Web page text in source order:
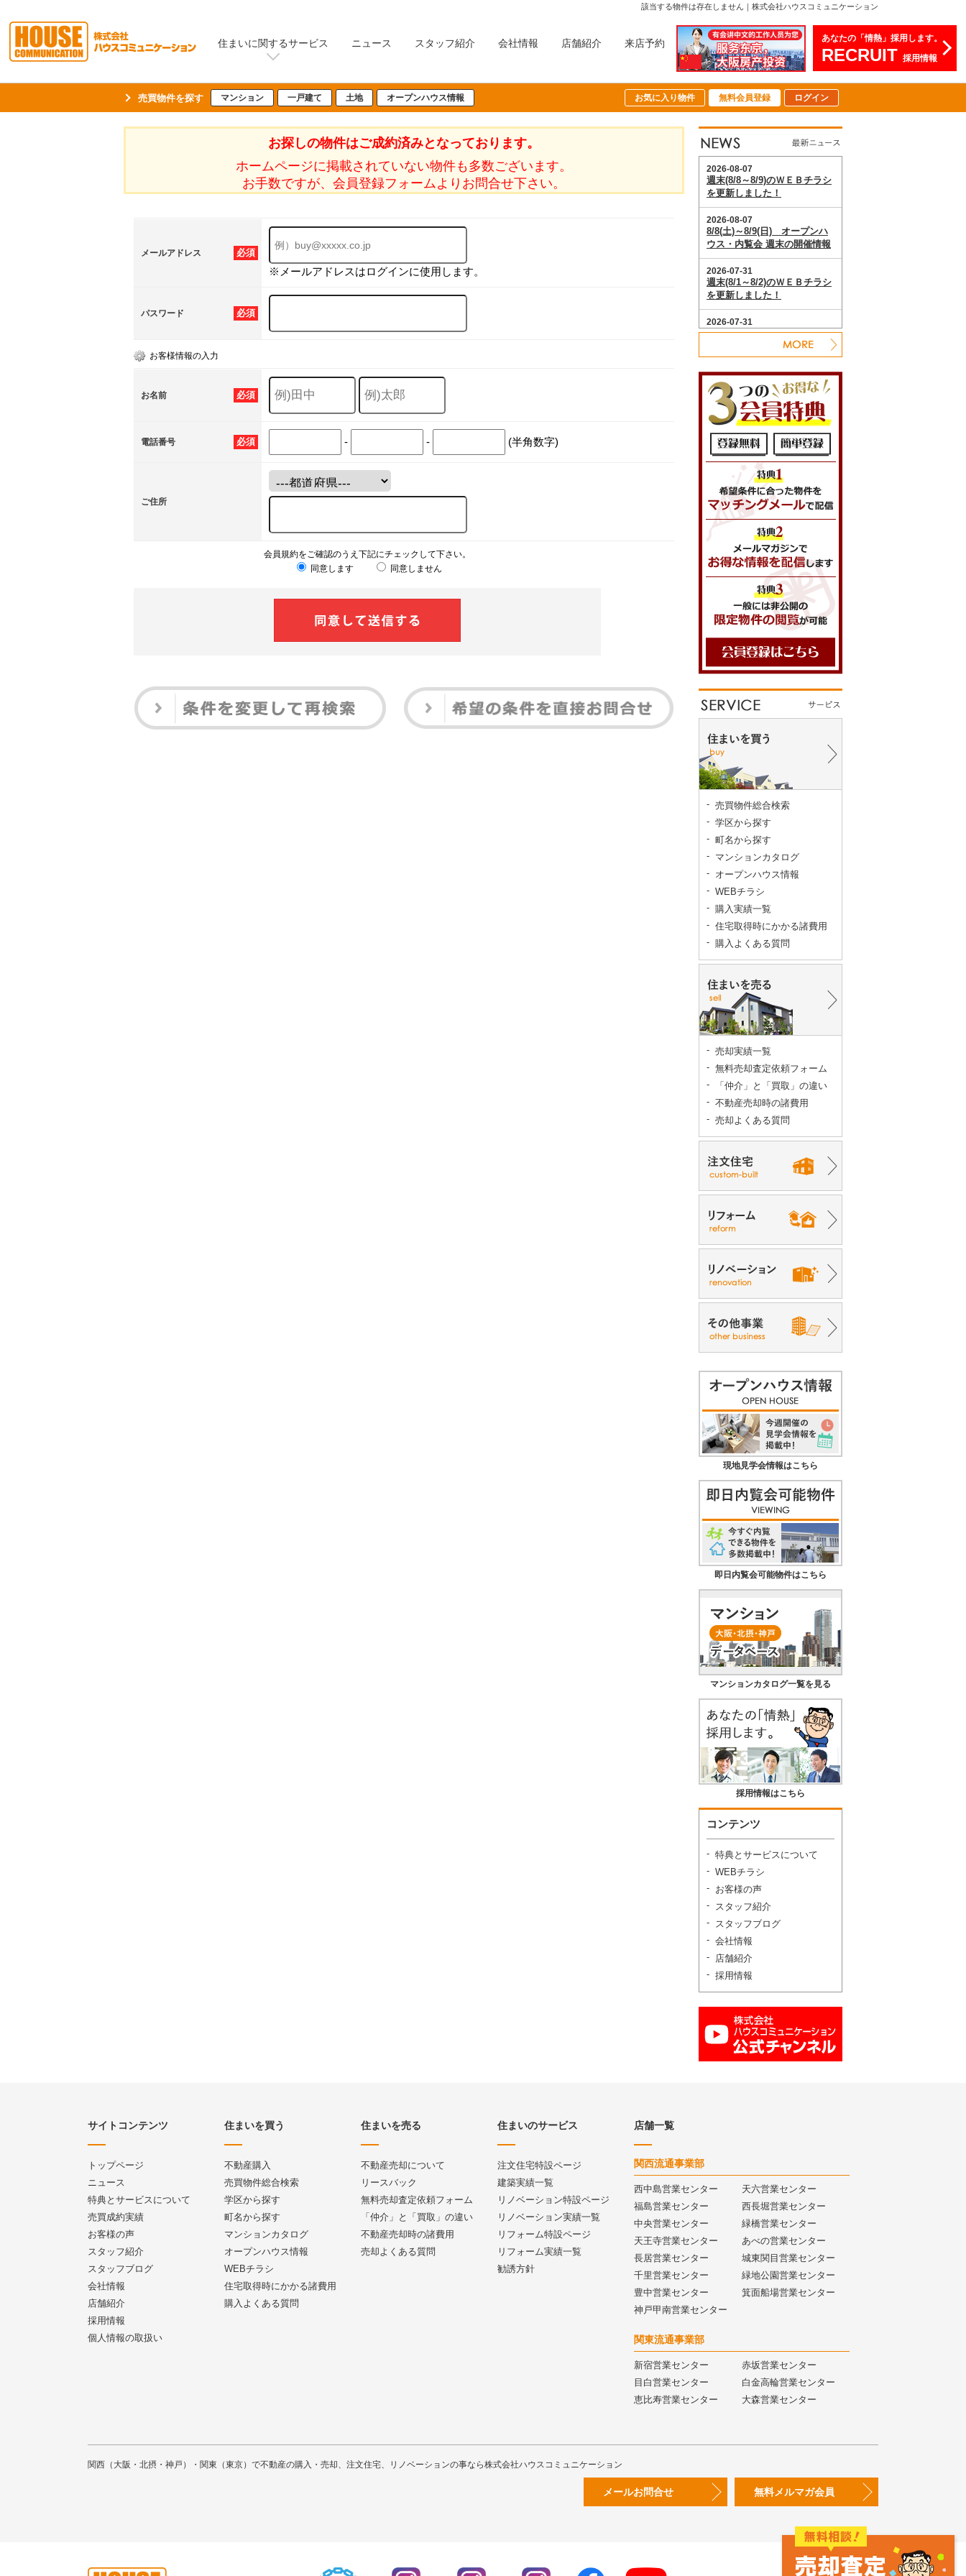
該当する物件は存在しません｜株式会社ハウスコミュニケーション
住まいに関するサービス ニュース スタッフ紹介 会社情報 店舗紹介 来店予約 あなたの「情熱」採用します。
RECRUIT 採用情報
売買物件を探す マンション 一戸建て 土地 オープンハウス情報 お気に入り物件 無料会員登録 ログイン
お探しの物件はご成約済みとなっております。
ホームページに掲載されていない物件も多数ございます。
お手数ですが、会員登録フォームよりお問合せ下さい。
必須
メールアドレス
※メールアドレスはログインに使用します。
必須
パスワード
お客様情報の入力
必須
お名前
必須
電話番号 - - (半角数字)
ご住所
会員規約をご確認のうえ下記にチェックして下さい。
同意します
同意しません
売買物件総合検索
学区から探す
町名から探す
マンションカタログ
オープンハウス情報
WEBチラシ
購入実績一覧
住宅取得時にかかる諸費用
購入よくある質問
売却実績一覧
無料売却査定依頼フォーム
「仲介」と「買取」の違い
不動産売却時の諸費用
売却よくある質問
現地見学会情報はこちら
即日内覧会可能物件はこちら
マンションカタログ一覧を見る
採用情報はこちら
コンテンツ
特典とサービスについて
WEBチラシ
お客様の声
スタッフ紹介
スタッフブログ
会社情報
店舗紹介
採用情報
サイトコンテンツ
トップページ
ニュース
特典とサービスについて
売買成約実績
お客様の声
スタッフ紹介
スタッフブログ
会社情報
店舗紹介
採用情報
個人情報の取扱い
住まいを買う
不動産購入
売買物件総合検索
学区から探す
町名から探す
マンションカタログ
オープンハウス情報
WEBチラシ
住宅取得時にかかる諸費用
購入よくある質問
住まいを売る
不動産売却について
リースバック
無料売却査定依頼フォーム
「仲介」と「買取」の違い
不動産売却時の諸費用
売却よくある質問
住まいのサービス
注文住宅特設ページ
建築実績一覧
リノベーション特設ページ
リノベーション実績一覧
リフォーム特設ページ
リフォーム実績一覧
勧誘方針
店舗一覧
関西流通事業部
西中島営業センター
天六営業センター
福島営業センター
西長堀営業センター
中央営業センター
緑橋営業センター
天王寺営業センター
あべの営業センター
長居営業センター
城東関目営業センター
千里営業センター
緑地公園営業センター
豊中営業センター
箕面船場営業センター
神戸甲南営業センター
関東流通事業部
新宿営業センター
赤坂営業センター
目白営業センター
白金高輪営業センター
恵比寿営業センター
大森営業センター
関西（大阪・北摂・神戸）・関東（東京）で不動産の購入・売却、注文住宅、リノベーションの事なら株式会社ハウスコミュニケーション
メールお問合せ 無料メルマガ会員